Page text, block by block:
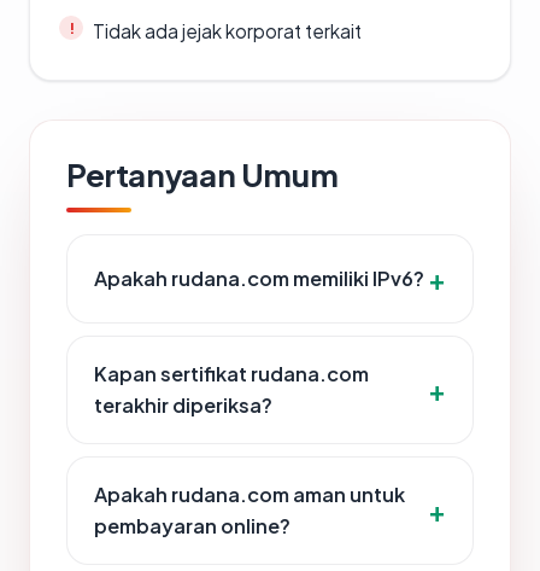
Tidak ada jejak korporat terkait
Pertanyaan Umum
Apakah rudana.com memiliki IPv6?
Kapan sertifikat rudana.com
terakhir diperiksa?
Apakah rudana.com aman untuk
pembayaran online?